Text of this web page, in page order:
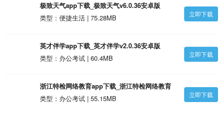
极致天气app下载_极致天气v6.0.36安卓版
类型：便捷生活 | 75.28MB
立即下载
英才伴学app下载_英才伴学v2.0.36安卓版
类型：办公考试 | 60.4MB
立即下载
浙江特检网络教育app下载_浙江特检网络教育
v1.2.36安卓版
类型：办公考试 | 55.15MB 立即下载